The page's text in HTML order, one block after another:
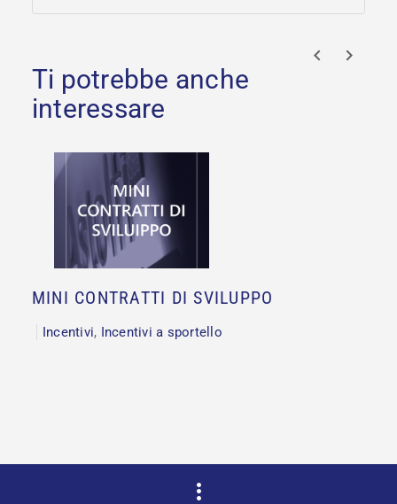
MINI CONTRATTI DI SVILUPPO
Incentivi, Incentivi a sportello